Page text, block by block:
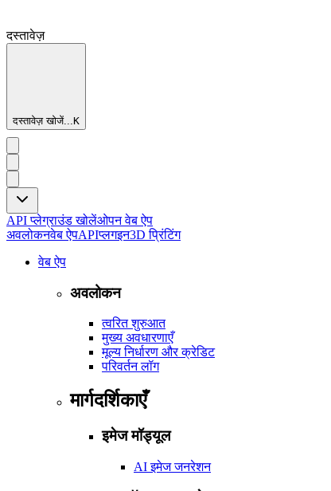
दस्तावेज़
दस्तावेज़ खोजें...K
API प्लेग्राउंड खोलेंओपन वेब ऐप
अवलोकनवेब ऐपAPIप्लगइन3D प्रिंटिंग
वेब ऐप
अवलोकन
त्वरित शुरुआत
मुख्य अवधारणाएँ
मूल्य निर्धारण और क्रेडिट
परिवर्तन लॉग
मार्गदर्शिकाएँ
इमेज मॉड्यूल
AI इमेज जनरेशन